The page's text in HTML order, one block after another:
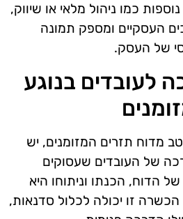
כמו ניהול מלאי או שיווק,
העסקיים ומספק תמונה
של העסק.
לעובדים בנוגע
מדוח תזרים המזומנים, יש
של העובדים שעסוקים
הדוח, הכנתו וניתוחו היא
זו יכולה לכלול סדנאות,